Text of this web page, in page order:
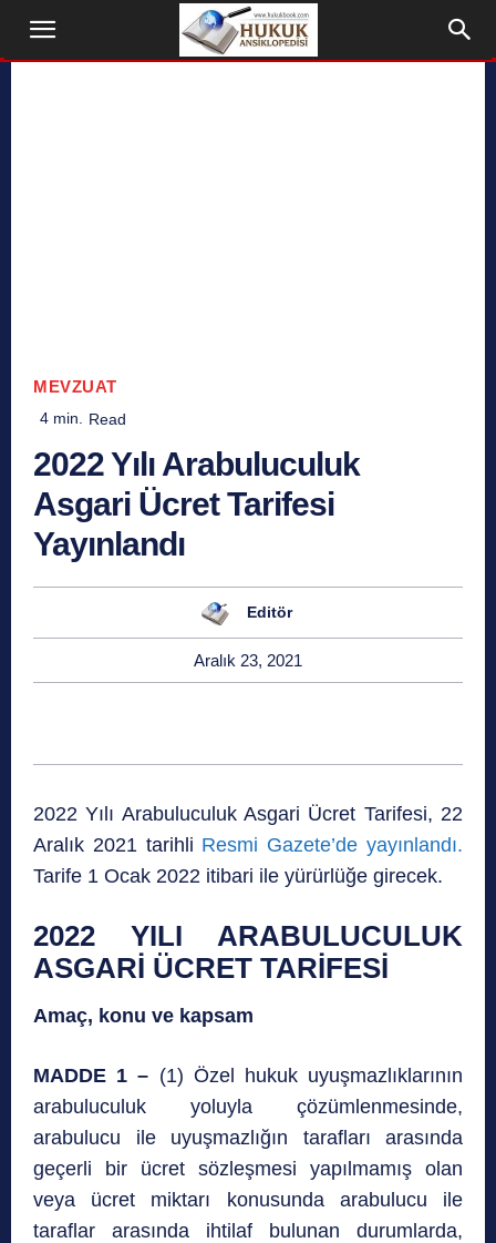
MEVZUAT
4 min. Read
2022 Yılı Arabuluculuk
Asgari Ücret Tarifesi
Yayınlandı
Editör
Aralık 23, 2021
2022 Yılı Arabuluculuk Asgari Ücret Tarifesi, 22
Aralık 2021 tarihli Resmi Gazete’de yayınlandı.
Tarife 1 Ocak 2022 itibari ile yürürlüğe girecek.
2022 YILI ARABULUCULUK
ASGARİ ÜCRET TARİFESİ
Amaç, konu ve kapsam
MADDE 1 – (1) Özel hukuk uyuşmazlıklarının
arabuluculuk yoluyla çözümlenmesinde,
arabulucu ile uyuşmazlığın tarafları arasında
geçerli bir ücret sözleşmesi yapılmamış olan
veya ücret miktarı konusunda arabulucu ile
taraflar arasında ihtilaf bulunan durumlarda,